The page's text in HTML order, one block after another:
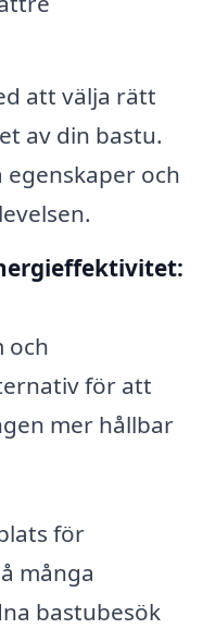
att välja rätt
av din bastu.
egenskaper och
och
för att
mer hållbar
för
många
bastubesök